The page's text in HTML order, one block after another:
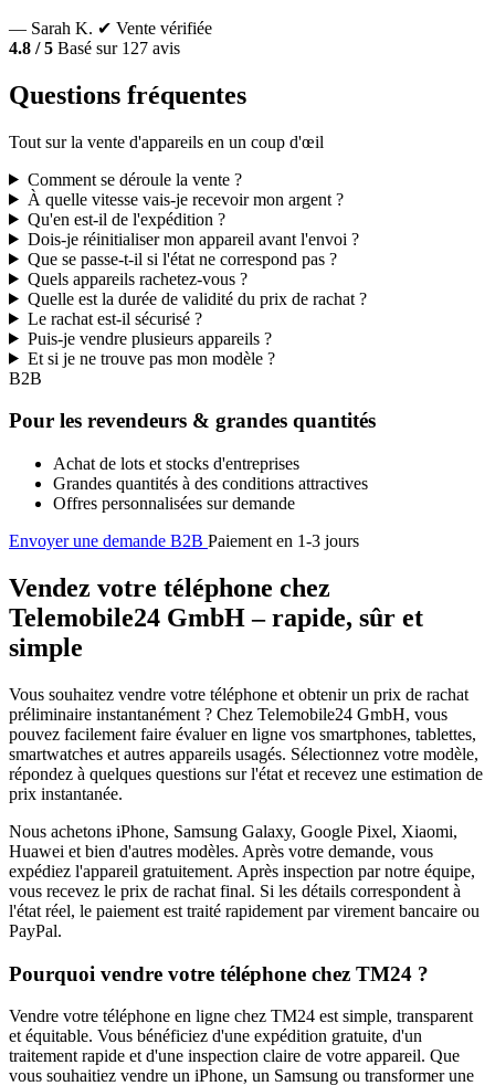
— Sarah K. ✔ Vente vérifiée
4.8 / 5 Basé sur 127 avis
Questions fréquentes
Tout sur la vente d'appareils en un coup d'œil
Comment se déroule la vente ?
À quelle vitesse vais-je recevoir mon argent ?
Qu'en est-il de l'expédition ?
Dois-je réinitialiser mon appareil avant l'envoi ?
Que se passe-t-il si l'état ne correspond pas ?
Quels appareils rachetez-vous ?
Quelle est la durée de validité du prix de rachat ?
Le rachat est-il sécurisé ?
Puis-je vendre plusieurs appareils ?
Et si je ne trouve pas mon modèle ?
B2B
Pour les revendeurs & grandes quantités
Achat de lots et stocks d'entreprises
Grandes quantités à des conditions attractives
Offres personnalisées sur demande
Envoyer une demande B2B Paiement en 1-3 jours
Vendez votre téléphone chez
Telemobile24 GmbH – rapide, sûr et
simple
Vous souhaitez vendre votre téléphone et obtenir un prix de rachat
préliminaire instantanément ? Chez Telemobile24 GmbH, vous
pouvez facilement faire évaluer en ligne vos smartphones, tablettes,
smartwatches et autres appareils usagés. Sélectionnez votre modèle,
répondez à quelques questions sur l'état et recevez une estimation de
prix instantanée.
Nous achetons iPhone, Samsung Galaxy, Google Pixel, Xiaomi,
Huawei et bien d'autres modèles. Après votre demande, vous
expédiez l'appareil gratuitement. Après inspection par notre équipe,
vous recevez le prix de rachat final. Si les détails correspondent à
l'état réel, le paiement est traité rapidement par virement bancaire ou
PayPal.
Pourquoi vendre votre téléphone chez TM24 ?
Vendre votre téléphone en ligne chez TM24 est simple, transparent
et équitable. Vous bénéficiez d'une expédition gratuite, d'un
traitement rapide et d'une inspection claire de votre appareil. Que
vous souhaitiez vendre un iPhone, un Samsung ou transformer une